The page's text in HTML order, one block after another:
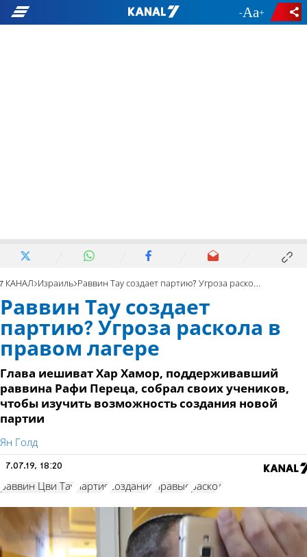
- +
7 КАНАЛ Израиль Раввин Тау создает партию? Угроза раскола в правом лагере
Раввин Тау создает
партию? Угроза раскола в
правом лагере
Глава иешиват Хар Хамор, поддерживавший
раввина Рафи Переца, собрал своих учеников,
чтобы изучить возможность создания новой
партии
Ян Голд
7.07.19, 18:20
раввин Цви Тау партия создание правые раскол